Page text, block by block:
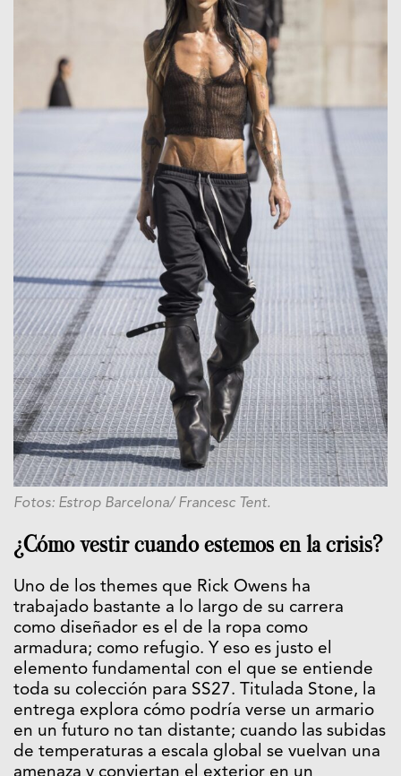
Fotos: Estrop Barcelona/ Francesc Tent.
¿Cómo vestir cuando estemos en la crisis?
Uno de los themes que Rick Owens ha
trabajado bastante a lo largo de su carrera
como diseñador es el de la ropa como
armadura; como refugio. Y eso es justo el
elemento fundamental con el que se entiende
toda su colección para SS27. Titulada Stone, la
entrega explora cómo podría verse un armario
en un futuro no tan distante; cuando las subidas
de temperaturas a escala global se vuelvan una